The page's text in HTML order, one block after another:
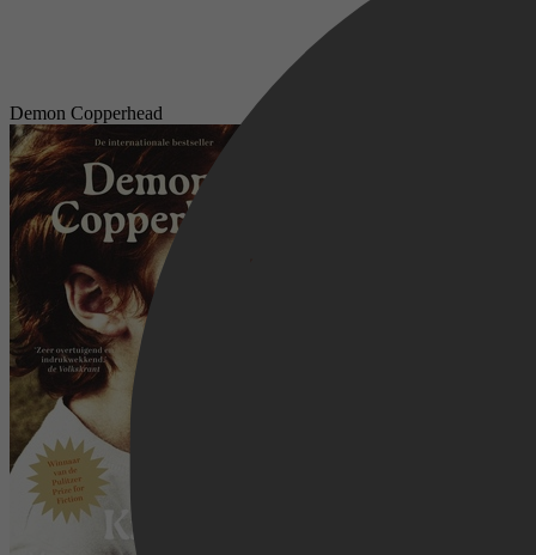
Demon Copperhead